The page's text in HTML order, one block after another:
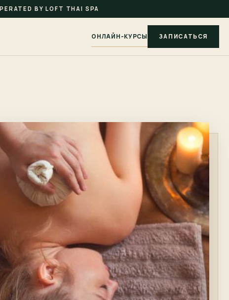
BY LOFT THAI SPA
ОНЛАЙН-КУРСЫ ЗАПИСАТЬСЯ